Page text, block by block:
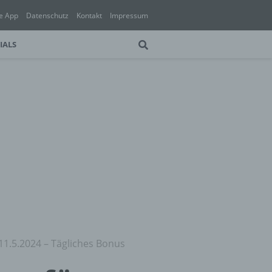
App Datenschutz Kontakt Impressum
– Tägliches Bonus